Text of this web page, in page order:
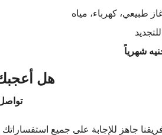
طبيعي، كهرباء، مياه
هل
جاهز للإجابة على جميع